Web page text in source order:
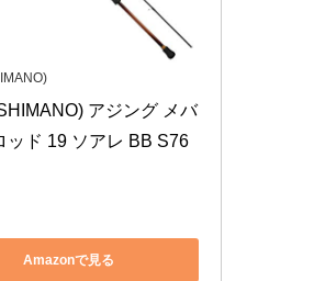
アジング メバ
ッド 19 ソアレ BB S76
Amazonで見る